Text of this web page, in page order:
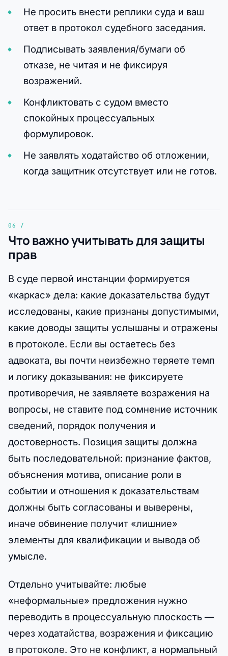
Не просить внести реплики суда и ваш
ответ в протокол судебного заседания.
Подписывать заявления/бумаги об
отказе, не читая и не фиксируя
возражений.
Конфликтовать с судом вместо
спокойных процессуальных
формулировок.
Не заявлять ходатайство об отложении,
когда защитник отсутствует или не готов.
Что важно учитывать для защиты
прав
В суде первой инстанции формируется
«каркас» дела: какие доказательства будут
исследованы, какие признаны допустимыми,
какие доводы защиты услышаны и отражены
в протоколе. Если вы остаетесь без
адвоката, вы почти неизбежно теряете темп
и логику доказывания: не фиксируете
противоречия, не заявляете возражения на
вопросы, не ставите под сомнение источник
сведений, порядок получения и
достоверность. Позиция защиты должна
быть последовательной: признание фактов,
объяснения мотива, описание роли в
событии и отношения к доказательствам
должны быть согласованы и выверены,
иначе обвинение получит «лишние»
элементы для квалификации и вывода об
умысле.
Отдельно учитывайте: любые
«неформальные» предложения нужно
переводить в процессуальную плоскость —
через ходатайства, возражения и фиксацию
в протоколе. Это не конфликт, а нормальный